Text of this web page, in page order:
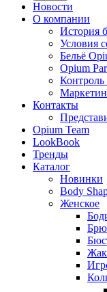
Новости
О компании
История
Условия
Бельё
Opium
Контроль
Контакты
Opium Team
LookBook
Тренды
Каталог
Новинки
Body
Женское